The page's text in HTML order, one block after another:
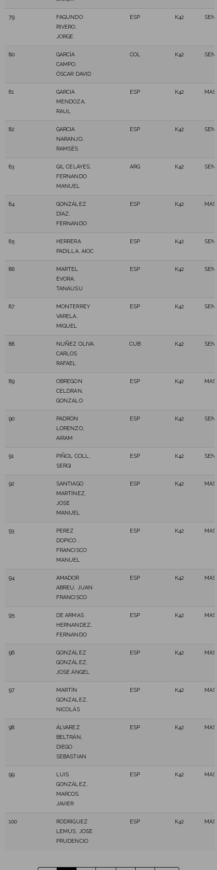
79
FAGUNDO
RIVERO,
JORGE
ESP K42
80
GARCÍA
CAMPO,
ÓSCAR DAVID
COL K42
81
GARCIA
MENDOZA,
RAUL
ESP K42
82
GARCIA
NARANJO,
RAMSÉS
ESP K42
83
GIL CELAYES,
FERNANDO
MANUEL
ARG K42
84
GONZÁLEZ
DÍAZ,
FERNANDO
ESP K42
85
HERRERA
PADILLA, AIOC
ESP K42
86
MARTEL
EVORA,
TANAUSU
ESP K42
87
MONTERREY
VARELA,
MIGUEL
ESP K42
88
NUÑEZ OLIVA,
CARLOS
RAFAEL
CUB K42
89
OBREGON
CELDRAN,
GONZALO
ESP K42
90
PADRÓN
LORENZO,
AIRAM
ESP K42
91
PIÑOL COLL,
SERGI
ESP K42
92
SANTIAGO
MARTÍNEZ,
JOSE
MANUEL
ESP K42
93
PEREZ
DOPICO ,
FRANCISCO
MANUEL
ESP K42
94
AMADOR
ABREU, JUAN
FRANCISCO
ESP K42
95
DE ARMAS
HERNANDEZ,
FERNANDO
ESP K42
96
GONZÁLEZ
GONZÁLEZ,
JOSE ÁNGEL
ESP K42
97
MARTÍN
GONZALEZ,
NICOLÁS
ESP K42
98
ÁLVAREZ
BELTRÁN,
DIEGO
SEBASTIAN
ESP K42
99
LUIS
GONZÁLEZ,
MARCOS
JAVIER
ESP K42
100
RODRIGUEZ
LEMUS, JOSE
PRUDENCIO
ESP K42